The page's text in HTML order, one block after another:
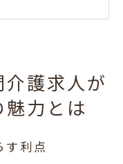
の魅力と安城市
方法
護求人が
魅力とは
す利点